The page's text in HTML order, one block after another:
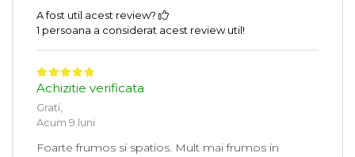
A fost util acest review?
1 persoana a considerat acest review util!
Achizitie verificata
Grati,
Acum 9 luni
Foarte frumos si spatios. Mult mai frumos in